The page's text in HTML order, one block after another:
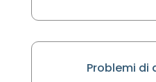
Problemi di